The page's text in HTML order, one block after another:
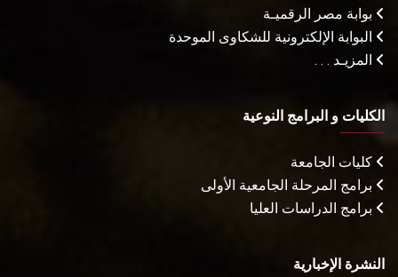
بوابة مصر الرقميـة
البوابة الإلكترونية للشكاوى الموحدة
المزيـد . . .
الكليات و البرامج النوعية
كليات الجامعة
برامج المرحلة الجامعية الأولى
برامج الدراسات العليا
النشرة الإخبارية